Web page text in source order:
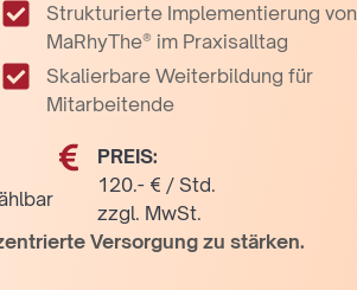
Strukturierte Implementierung von
MaRhyThe® im Praxisalltag
Skalierbare Weiterbildung für
Mitarbeitende
PREIS:
120.- € / Std.
zzgl. MwSt.
Versorgung zu stärken.